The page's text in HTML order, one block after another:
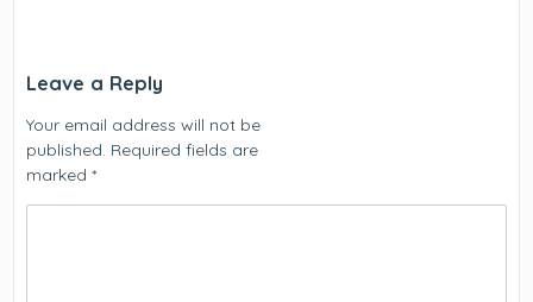
Leave a Reply
Your email address will not be
published. Required fields are
marked*